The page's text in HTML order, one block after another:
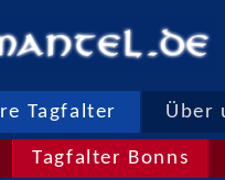
Tagfalter Über
Tagfalter Bonns